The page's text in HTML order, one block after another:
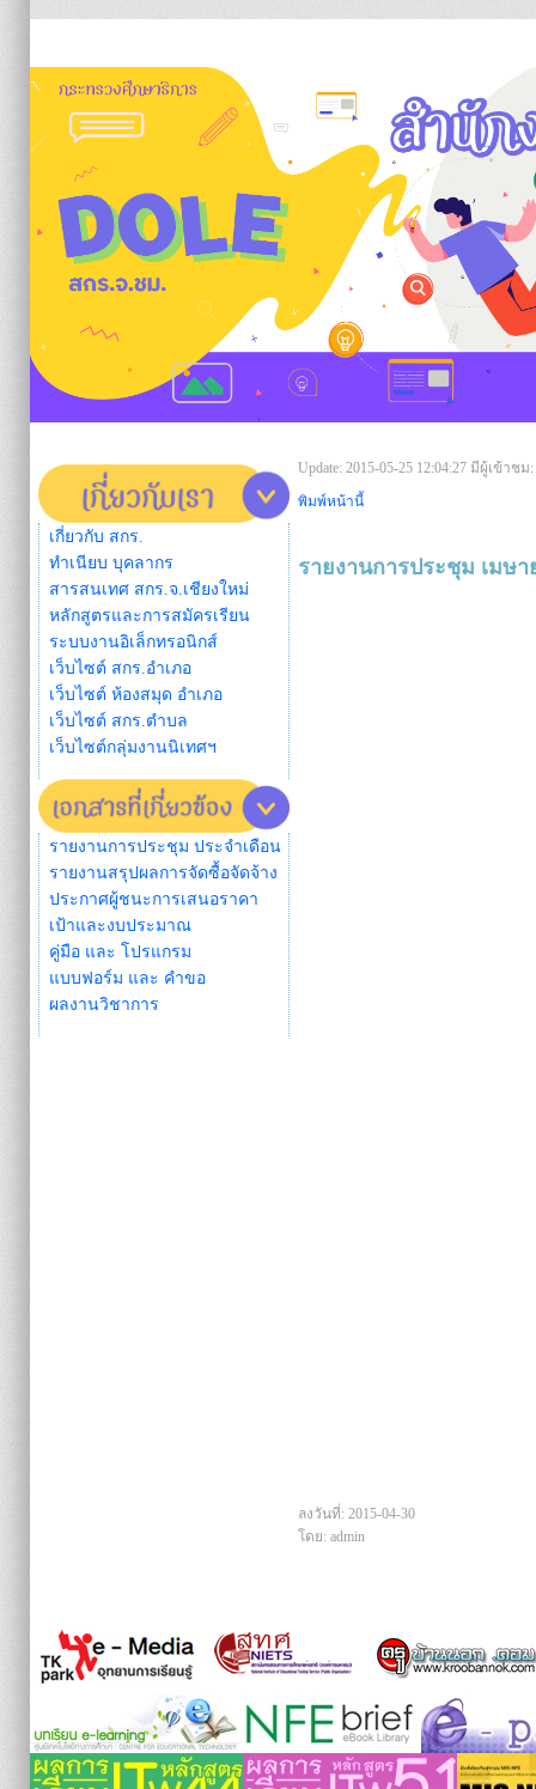
เกี่ยวกับ สกร.
ทำเนียบ บุคลากร
สารสนเทศ สกร.จ.เชียงใหม่
หลักสูตรและการสมัครเรียน
ระบบงานอิเล็กทรอนิกส์
เว็บไซต์ สกร.อำเภอ
เว็บไซต์ ห้องสมุด อำเภอ
เว็บไซต์ สกร.ตำบล
เว็บไซต์กลุ่มงานนิเทศฯ
รายงานการประชุม ประจำเดือน
รายงานสรุปผลการจัดซื้อจัดจ้าง
ประกาศผู้ชนะการเสนอราคา
เป้าและงบประมาณ
คู่มือ และ โปรแกรม
แบบฟอร์ม และ คำขอ
ผลงานวิชาการ
Update: 2015-05-25 12:04:27 มีผู้เข้าชม:
พิมพ์หน้านี้
รายงานการประชุม เมษา
ลงวันที่: 2015-04-30
โดย: admin